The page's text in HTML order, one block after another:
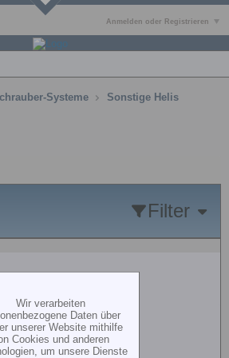
Anmelden oder Registrieren
Systeme Sonstige Helis
Filter
im
Wir verarbeiten
Daten über
unserer Website mithilfe
Cookies und anderen
um unsere Dienste